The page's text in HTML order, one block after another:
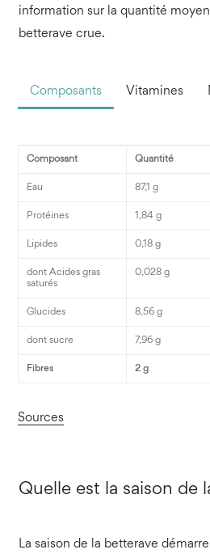
information sur la quantité
betterave crue.
Composants Vitamines
Composant Quantité
Eau 87,1 g
Protéines 1,84 g
Lipides 0,18 g
dont Acides gras
saturés
0,028 g
Glucides 8,56 g
dont sucre 7,96 g
Fibres 2 g
Sources
Quelle est la saison de
La saison de la betterave